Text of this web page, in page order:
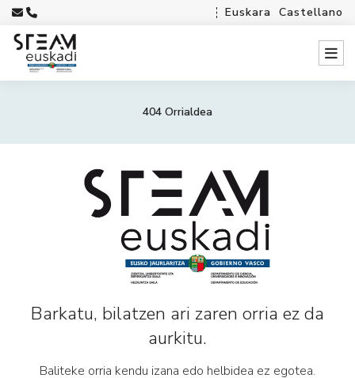
Euskara Castellano
404 Orrialdea
Barkatu, bilatzen ari zaren orria ez da
aurkitu.
Baliteke orria kendu izana edo helbidea ez egotea.